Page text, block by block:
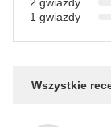
1 gwiazdy
Wszystkie